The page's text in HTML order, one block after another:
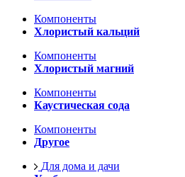
Компоненты
Хлористый кальций
Компоненты
Хлористый магний
Компоненты
Каустическая сода
Компоненты
Другое
Для дома и дачи